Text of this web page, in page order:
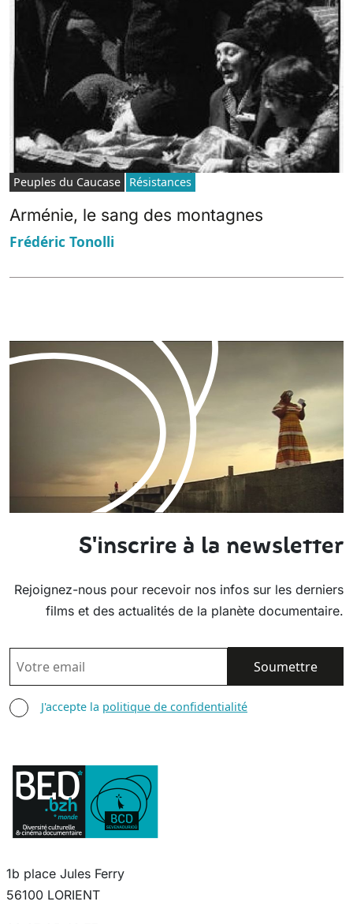
Peuples du Caucase Résistances
Arménie, le sang des montagnes
Frédéric Tonolli
S'inscrire à la newsletter
Rejoignez-nous pour recevoir nos infos sur les derniers
films et des actualités de la planète documentaire.
EMAIL
AGREE TERMS
J'accepte la politique de confidentialité
1b place Jules Ferry
56100 LORIENT